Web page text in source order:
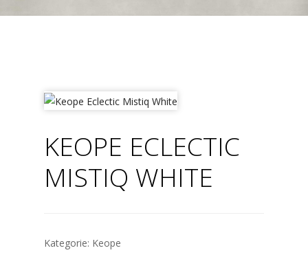
KEOPE ECLECTIC
MISTIQ WHITE
Kategorie: Keope